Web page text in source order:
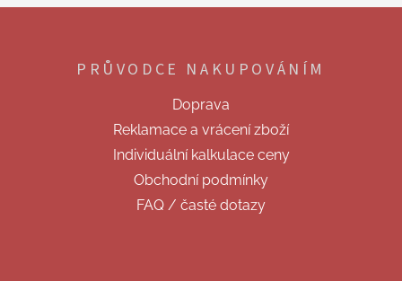
Z
PRŮVODCE NAKUPOVÁNÍM
Doprava
Reklamace a vrácení zboží
Individuální kalkulace ceny
Obchodní podmínky
FAQ / časté dotazy